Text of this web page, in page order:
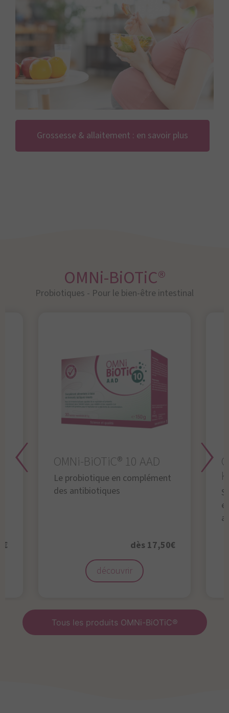
Grossesse & allaitement : en savoir plus
OMNi-BiOTiC®
Probiotiques - Pour le bien-être intestinal
OMNi-BiOTiC® 10 AAD
Le probiotique en complément
des antibiotiques
dès 17,50€
découvrir
Tous les produits OMNi-BiOTiC®